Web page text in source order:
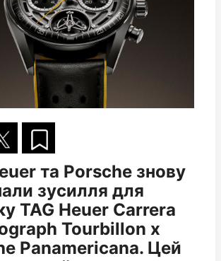
та Porsche знову
зусилля для
TAG Heuer Carrera
Tourbillon x
Panamericana. Цей